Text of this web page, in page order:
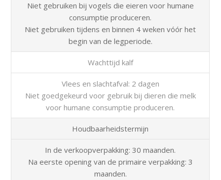
Niet gebruiken bij vogels die eieren voor humane
consumptie produceren.
Niet gebruiken tijdens en binnen 4 weken vóór het
begin van de legperiode.
Wachttijd kalf
Vlees en slachtafval: 2 dagen
Niet goedgekeurd voor gebruik bij dieren die melk
voor humane consumptie produceren.
Houdbaarheidstermijn
In de verkoopverpakking: 30 maanden.
Na eerste opening van de primaire verpakking: 3
maanden.